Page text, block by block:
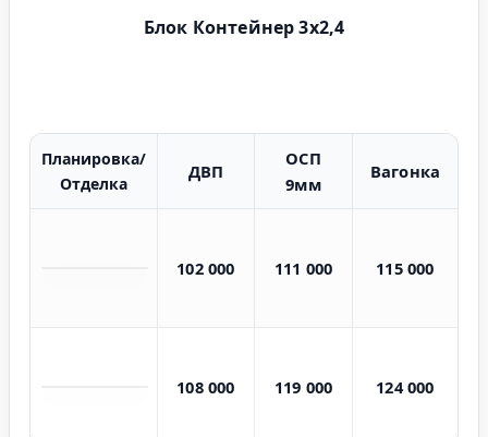
Блок Контейнер 3х2,4
Планировка/
Отделка
ДВП
ОСП
9мм
Вагонка
102 000 111 000 115 000
108 000 119 000 124 000